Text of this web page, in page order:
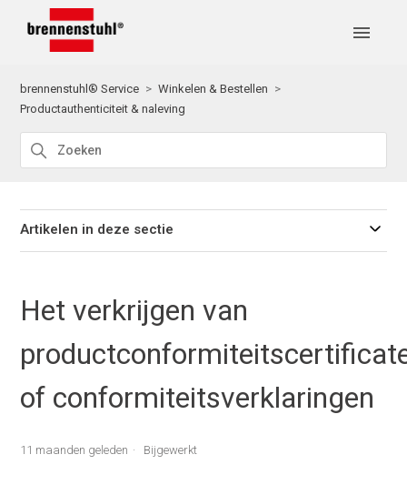
brennenstuhl® Service
Winkelen & Bestellen
Productauthenticiteit & naleving
Artikelen in deze sectie
Het verkrijgen van
of conformiteitsverklaringen
11 maanden geleden Bijgewerkt